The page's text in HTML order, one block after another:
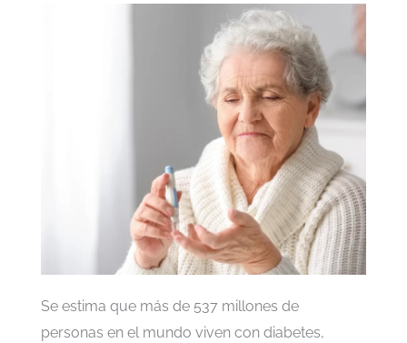
Se estima que más de 537 millones de
personas en el mundo viven con diabetes,